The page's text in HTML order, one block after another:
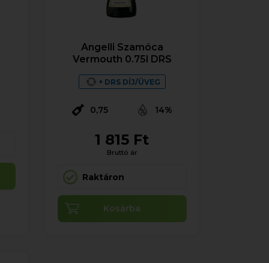
Angelli Szamóca
Vermouth 0.75l DRS
+ DRS DÍJ/ÜVEG
0,75 14%
1 815 Ft
Bruttó ár
Raktáron
Kosárba